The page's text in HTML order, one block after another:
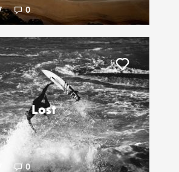
0
Lost
0
Liker